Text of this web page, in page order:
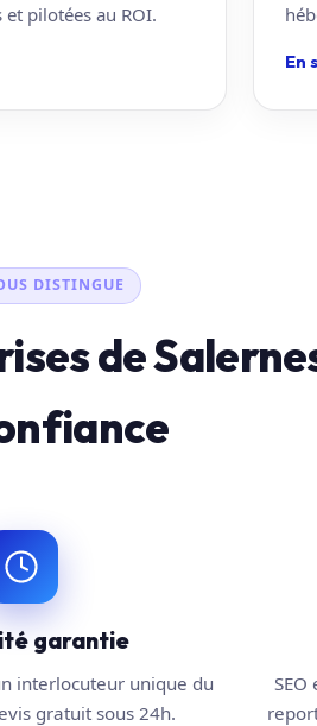
et pilotées au ROI.
En
DISTINGUE
de
garantie
interlocuteur unique du
gratuit sous 24h.